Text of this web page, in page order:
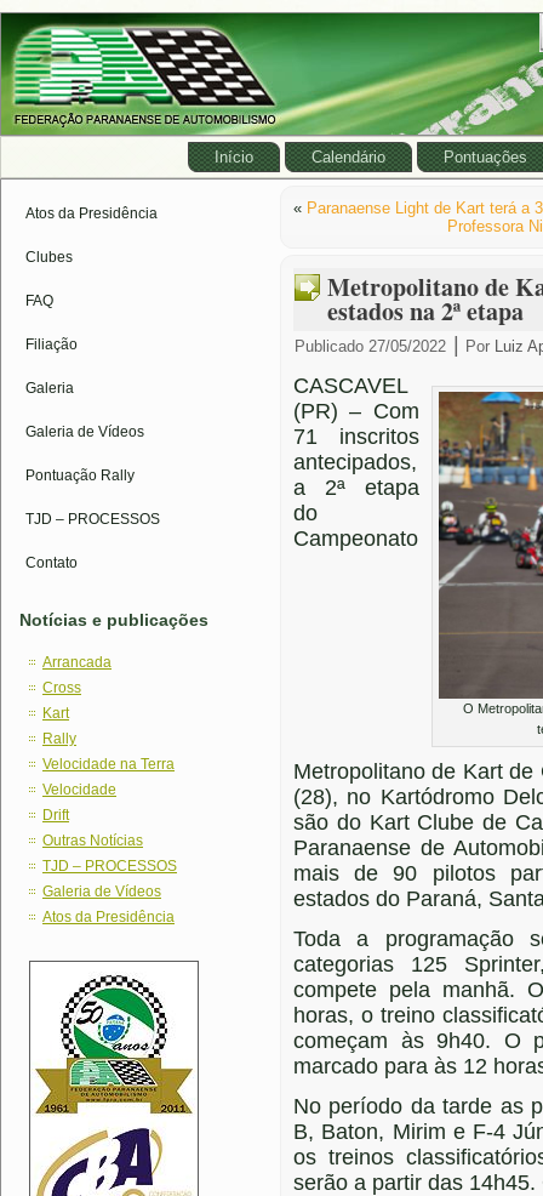
Início Calendário Pontuações
Atos da Presidência
Clubes
FAQ
Filiação
Galeria
Galeria de Vídeos
Pontuação Rally
TJD – PROCESSOS
Contato
Notícias e publicações
Arrancada
Cross
Kart
Rally
Velocidade na Terra
Velocidade
Drift
Outras Notícias
TJD – PROCESSOS
Galeria de Vídeos
Atos da Presidência
« Paranaense Light de Kart terá a
Professora
Metropolitano de
estados na 2ª etapa
Publicado 27/05/2022 Por Luiz
O
CASCAVEL
(PR) – Com
71 inscritos
antecipados,
a 2ª etapa
do
Campeonato
Metropolitano de Kart
(28), no Kartódromo
são do Kart Clube de
Paranaense de
mais de 90 pilotos
estados do Paraná,
Toda a programação
categorias 125
compete pela manhã.
horas, o treino
começam às 9h40. O
marcado para às 12
No período da tarde as
B, Baton, Mirim e F-4
os treinos
serão a partir das